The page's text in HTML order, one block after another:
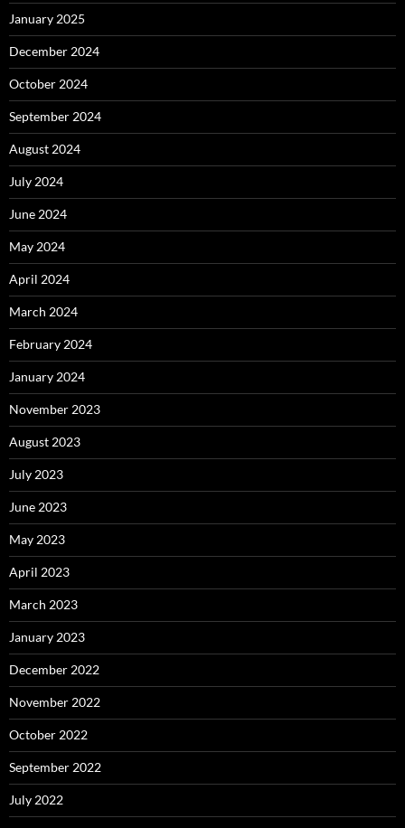
January 2025
December 2024
October 2024
September 2024
August 2024
July 2024
June 2024
May 2024
April 2024
March 2024
February 2024
January 2024
November 2023
August 2023
July 2023
June 2023
May 2023
April 2023
March 2023
January 2023
December 2022
November 2022
October 2022
September 2022
July 2022